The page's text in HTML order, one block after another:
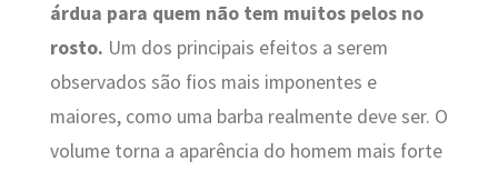
árdua para quem não tem muitos pelos no
rosto. Um dos principais efeitos a serem
observados são fios mais imponentes e
maiores, como uma barba realmente deve ser. O
volume torna a aparência do homem mais forte